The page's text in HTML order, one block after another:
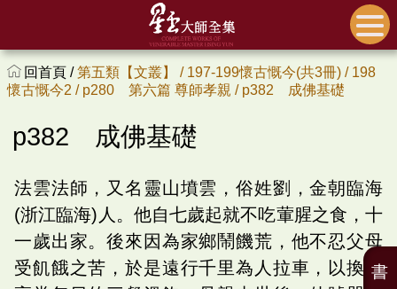
回首頁 /第五類【文叢】 / 197-199懷古慨今(共3冊) / 198
懷古慨今2 / p280 第六篇 尊師孝親 / p382 成佛基礎
p382 成佛基礎
法雲法師，又名靈山墳雲，俗姓劉，金朝臨海
(浙江臨海)人。他自七歲起就不吃葷腥之食，十
一歲出家。後來因為家鄉鬧饑荒，他不忍父母
受飢餓之苦，於是遠行千里為人拉車，以換取
書